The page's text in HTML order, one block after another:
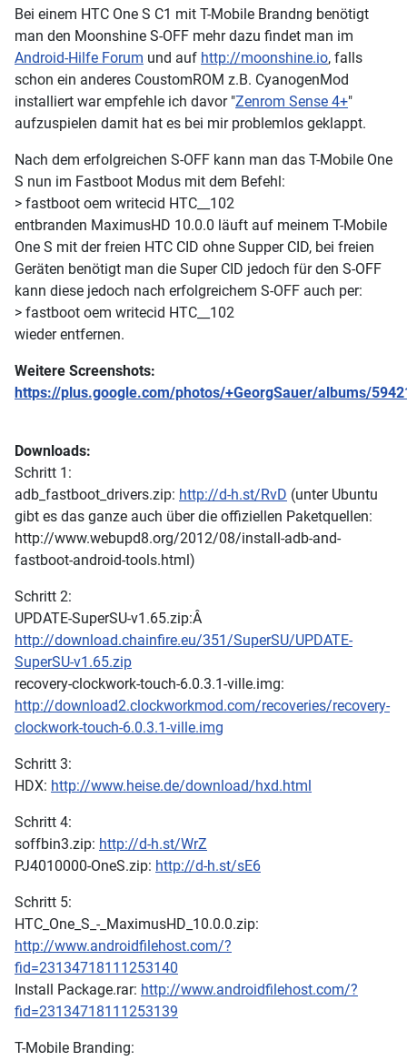
Bei einem HTC One S C1 mit T-Mobile Brandng benötigt
man den Moonshine S-OFF mehr dazu findet man im
Android-Hilfe Forum und auf http://moonshine.io, falls
schon ein anderes CoustomROM z.B. CyanogenMod
installiert war empfehle ich davor "Zenrom Sense 4+"
aufzuspielen damit hat es bei mir problemlos geklappt.
Nach dem erfolgreichen S-OFF kann man das T-Mobile One
S nun im Fastboot Modus mit dem Befehl:
> fastboot oem writecid HTC__102
entbranden MaximusHD 10.0.0 läuft auf meinem T-Mobile
One S mit der freien HTC CID ohne Supper CID, bei freien
Geräten benötigt man die Super CID jedoch für den S-OFF
kann diese jedoch nach erfolgreichem S-OFF auch per:
> fastboot oem writecid HTC__102
wieder entfernen.
Weitere Screenshots:
https://plus.google.com/photos/+GeorgSauer/albums/
Downloads:
Schritt 1:
adb_fastboot_drivers.zip: http://d-h.st/RvD (unter Ubuntu
gibt es das ganze auch über die offiziellen Paketquellen:
http://www.webupd8.org/2012/08/install-adb-and-
fastboot-android-tools.html)
Schritt 2:
UPDATE-SuperSU-v1.65.zip:Â
http://download.chainfire.eu/351/SuperSU/UPDATE-
SuperSU-v1.65.zip
recovery-clockwork-touch-6.0.3.1-ville.img:
http://download2.clockworkmod.com/recoveries/recovery-
clockwork-touch-6.0.3.1-ville.img
Schritt 3:
HDX: http://www.heise.de/download/hxd.html
Schritt 4:
soffbin3.zip: http://d-h.st/WrZ
PJ4010000-OneS.zip: http://d-h.st/sE6
Schritt 5:
HTC_One_S_-_MaximusHD_10.0.0.zip:
http://www.androidfilehost.com/?
fid=23134718111253140
Install Package.rar: http://www.androidfilehost.com/?
fid=23134718111253139
T-Mobile Branding: